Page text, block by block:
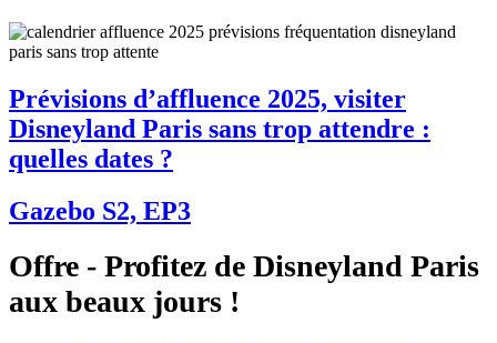
Prévisions d’affluence 2025, visiter
Disneyland Paris sans trop attendre :
quelles dates ?
Gazebo S2, EP3
Offre - Profitez de Disneyland Paris
aux beaux jours !